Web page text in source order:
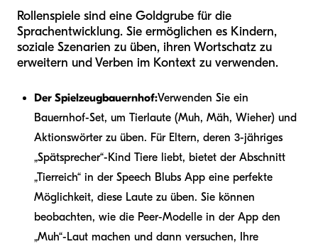
Rollenspiele sind eine Goldgrube für die
Sprachentwicklung. Sie ermöglichen es Kindern,
soziale Szenarien zu üben, ihren Wortschatz zu
erweitern und Verben im Kontext zu verwenden.
Der Spielzeugbauernhof:Verwenden Sie ein
Bauernhof-Set, um Tierlaute (Muh, Mäh, Wieher) und
Aktionswörter zu üben. Für Eltern, deren 3-jähriges
„Spätsprecher“-Kind Tiere liebt, bietet der Abschnitt
„Tierreich“ in der Speech Blubs App eine perfekte
Möglichkeit, diese Laute zu üben. Sie können
beobachten, wie die Peer-Modelle in der App den
„Muh“-Laut machen und dann versuchen, Ihre